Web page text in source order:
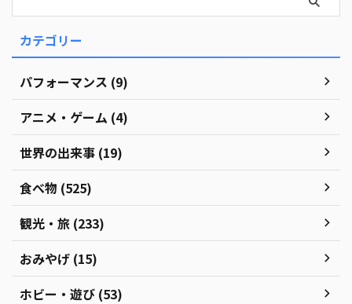
カテゴリー
パフォーマンス (9)
アニメ・ゲーム (4)
世界の出来事 (19)
食べ物 (525)
観光・旅 (233)
おみやげ (15)
ホビー・遊び (53)